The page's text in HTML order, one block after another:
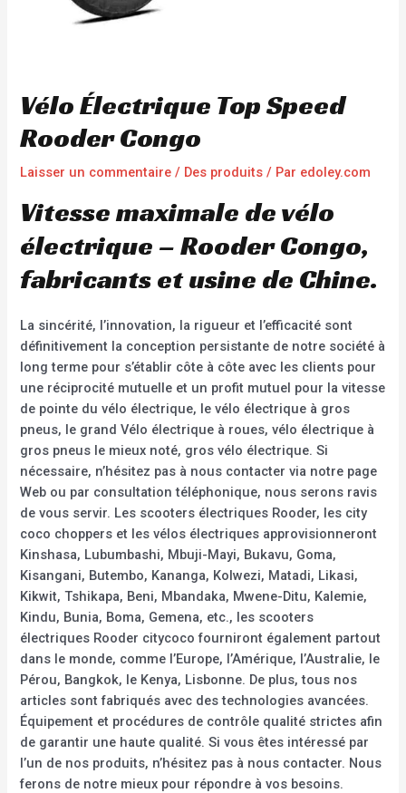
Vélo Électrique Top Speed
Rooder Congo
Laisser un commentaire / Des produits / Par edoley.com
Vitesse maximale de vélo
électrique – Rooder Congo,
fabricants et usine de Chine.
La sincérité, l’innovation, la rigueur et l’efficacité sont
définitivement la conception persistante de notre société à
long terme pour s’établir côte à côte avec les clients pour
une réciprocité mutuelle et un profit mutuel pour la vitesse
de pointe du vélo électrique, le vélo électrique à gros
pneus, le grand Vélo électrique à roues, vélo électrique à
gros pneus le mieux noté, gros vélo électrique. Si
nécessaire, n’hésitez pas à nous contacter via notre page
Web ou par consultation téléphonique, nous serons ravis
de vous servir. Les scooters électriques Rooder, les city
coco choppers et les vélos électriques approvisionneront
Kinshasa, Lubumbashi, Mbuji-Mayi, Bukavu, Goma,
Kisangani, Butembo, Kananga, Kolwezi, Matadi, Likasi,
Kikwit, Tshikapa, Beni, Mbandaka, Mwene-Ditu, Kalemie,
Kindu, Bunia, Boma, Gemena, etc., les scooters
électriques Rooder citycoco fourniront également partout
dans le monde, comme l’Europe, l’Amérique, l’Australie, le
Pérou, Bangkok, le Kenya, Lisbonne. De plus, tous nos
articles sont fabriqués avec des technologies avancées.
Équipement et procédures de contrôle qualité strictes afin
de garantir une haute qualité. Si vous êtes intéressé par
l’un de nos produits, n’hésitez pas à nous contacter. Nous
ferons de notre mieux pour répondre à vos besoins.